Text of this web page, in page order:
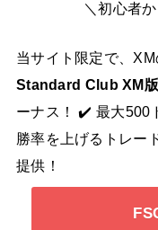
＼初心者
当サイト限定で、
Standard Club XM版
ーナス！ ✔️ 最大500
勝率を上げるトレー
提供！